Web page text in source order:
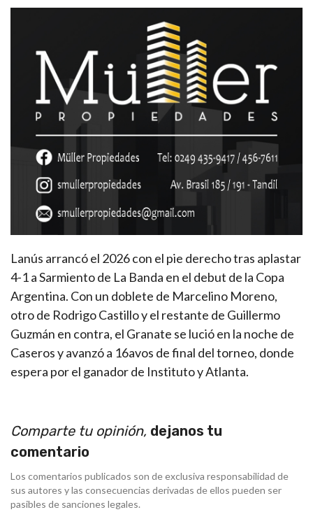
Lanús arrancó el 2026 con el pie derecho tras aplastar
4-1 a Sarmiento de La Banda en el debut de la Copa
Argentina. Con un doblete de Marcelino Moreno,
otro de Rodrigo Castillo y el restante de Guillermo
Guzmán en contra, el Granate se lució en la noche de
Caseros y avanzó a 16avos de final del torneo, donde
espera por el ganador de Instituto y Atlanta.
Comparte tu opinión, dejanos tu
comentario
Los comentarios publicados son de exclusiva responsabilidad de
sus autores y las consecuencias derivadas de ellos pueden ser
pasibles de sanciones legales.